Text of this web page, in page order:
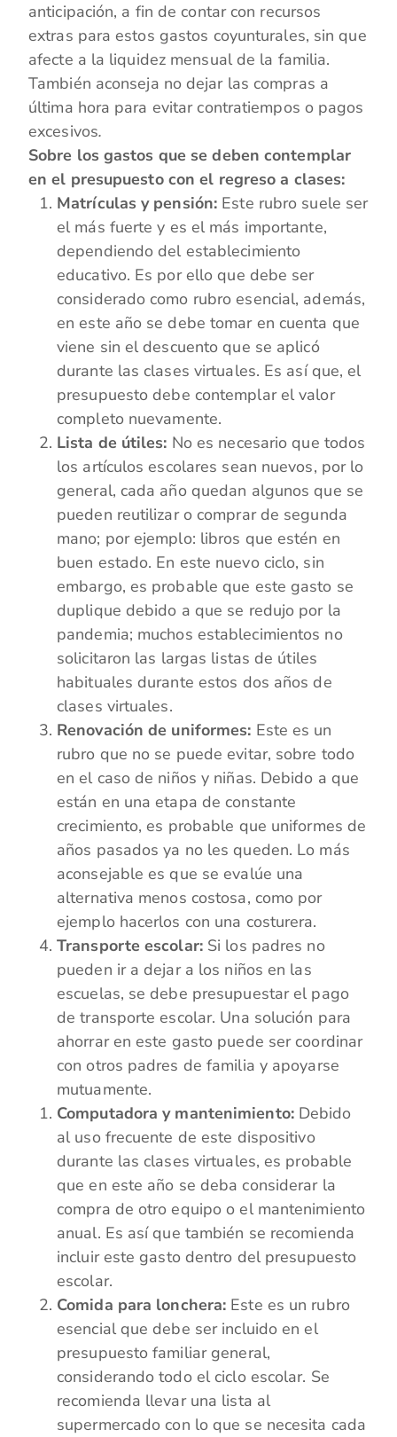
anticipación, a fin de contar con recursos
extras para estos gastos coyunturales, sin que
afecte a la liquidez mensual de la familia.
También aconseja no dejar las compras a
última hora para evitar contratiempos o pagos
excesivos.
Sobre los gastos que se deben contemplar
en el presupuesto con el regreso a clases:
Matrículas y pensión: Este rubro suele ser
el más fuerte y es el más importante,
dependiendo del establecimiento
educativo. Es por ello que debe ser
considerado como rubro esencial, además,
en este año se debe tomar en cuenta que
viene sin el descuento que se aplicó
durante las clases virtuales. Es así que, el
presupuesto debe contemplar el valor
completo nuevamente.
Lista de útiles: No es necesario que todos
los artículos escolares sean nuevos, por lo
general, cada año quedan algunos que se
pueden reutilizar o comprar de segunda
mano; por ejemplo: libros que estén en
buen estado. En este nuevo ciclo, sin
embargo, es probable que este gasto se
duplique debido a que se redujo por la
pandemia; muchos establecimientos no
solicitaron las largas listas de útiles
habituales durante estos dos años de
clases virtuales.
Renovación de uniformes: Este es un
rubro que no se puede evitar, sobre todo
en el caso de niños y niñas. Debido a que
están en una etapa de constante
crecimiento, es probable que uniformes de
años pasados ya no les queden. Lo más
aconsejable es que se evalúe una
alternativa menos costosa, como por
ejemplo hacerlos con una costurera.
Transporte escolar:Si los padres no
pueden ir a dejar a los niños en las
escuelas, se debe presupuestar el pago
de transporte escolar. Una solución para
ahorrar en este gasto puede ser coordinar
con otros padres de familia y apoyarse
mutuamente.
Computadora y mantenimiento:Debido
al uso frecuente de este dispositivo
durante las clases virtuales, es probable
que en este año se deba considerar la
compra de otro equipo o el mantenimiento
anual. Es así que también se recomienda
incluir este gasto dentro del presupuesto
escolar.
Comida para lonchera: Este es un rubro
esencial que debe ser incluido en el
presupuesto familiar general,
considerando todo el ciclo escolar. Se
recomienda llevar una lista al
supermercado con lo que se necesita cada